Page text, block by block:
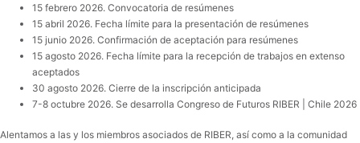
15 febrero 2026. Convocatoria de resúmenes
15 abril 2026. Fecha límite para la presentación de resúmenes
15 junio 2026. Confirmación de aceptación para resúmenes
15 agosto 2026. Fecha límite para la recepción de trabajos en extenso
aceptados
30 agosto 2026. Cierre de la inscripción anticipada
7-8 octubre 2026. Se desarrolla Congreso de Futuros RIBER | Chile 2026
Alentamos a las y los miembros asociados de RIBER, así como a la comunidad